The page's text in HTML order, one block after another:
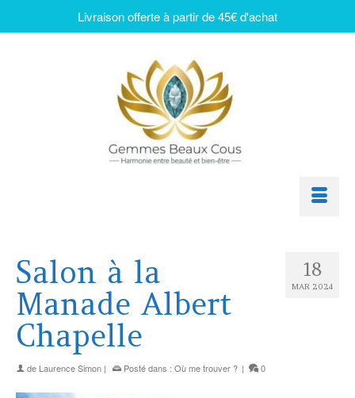
18
MAR 2024
Salon à la
Manade Albert
Chapelle
de Laurence Simon | Posté dans : Où me trouver ? | 0
Livraison offerte à partir de 45€ d'achat